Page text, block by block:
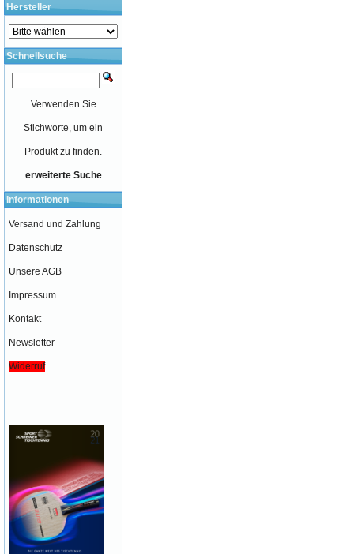
Hersteller
Schnellsuche
Verwenden Sie
Stichworte, um ein
Produkt zu finden.
erweiterte Suche
Informationen
Versand und Zahlung
Datenschutz
Unsere AGB
Impressum
Kontakt
Newsletter
Widerruf